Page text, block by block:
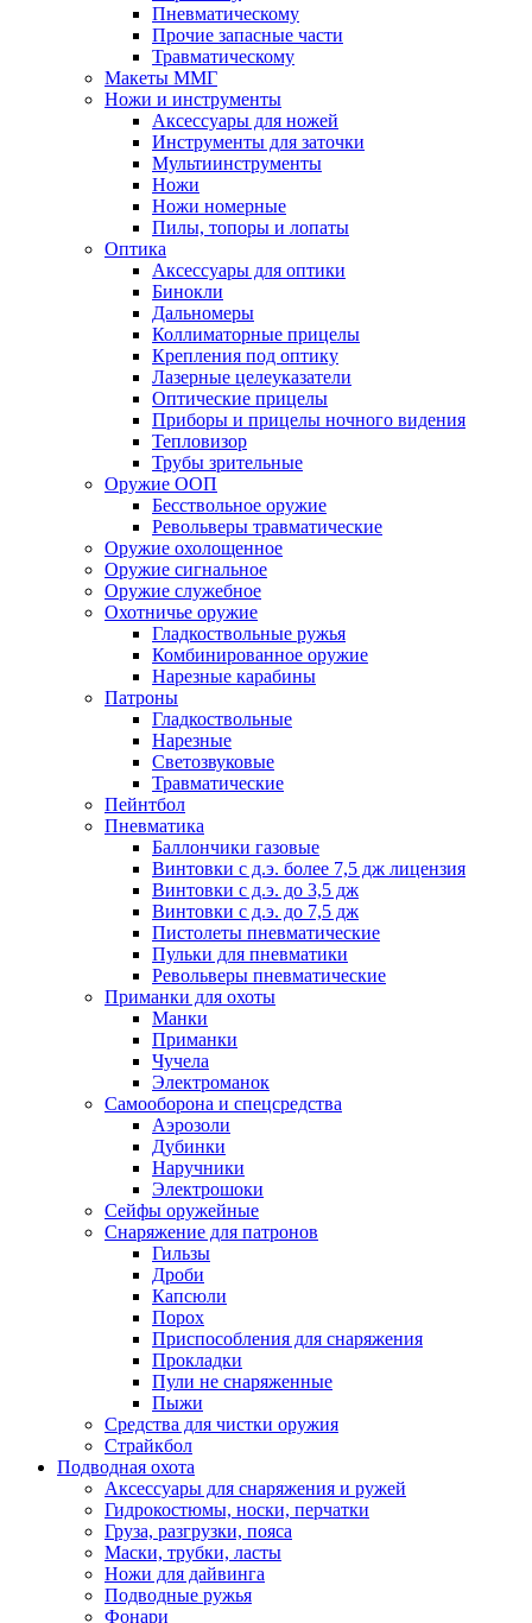
Пневматическому
Прочие запасные части
Травматическому
Макеты ММГ
Ножи и инструменты
Аксессуары для ножей
Инструменты для заточки
Мультиинструменты
Ножи
Ножи номерные
Пилы, топоры и лопаты
Оптика
Аксессуары для оптики
Бинокли
Дальномеры
Коллиматорные прицелы
Крепления под оптику
Лазерные целеуказатели
Оптические прицелы
Приборы и прицелы ночного видения
Тепловизор
Трубы зрительные
Оружие ООП
Бесствольное оружие
Револьверы травматические
Оружие охолощенное
Оружие сигнальное
Оружие служебное
Охотничье оружие
Гладкоствольные ружья
Комбинированное оружие
Нарезные карабины
Патроны
Гладкоствольные
Нарезные
Светозвуковые
Травматические
Пейнтбол
Пневматика
Баллончики газовые
Винтовки с д.э. более 7,5 дж лицензия
Винтовки с д.э. до 3,5 дж
Винтовки с д.э. до 7,5 дж
Пистолеты пневматические
Пульки для пневматики
Револьверы пневматические
Приманки для охоты
Манки
Приманки
Чучела
Электроманок
Самооборона и спецсредства
Аэрозоли
Дубинки
Наручники
Электрошоки
Сейфы оружейные
Снаряжение для патронов
Гильзы
Дроби
Капсюли
Порох
Приспособления для снаряжения
Прокладки
Пули не снаряженные
Пыжи
Средства для чистки оружия
Страйкбол
Подводная охота
Аксессуары для снаряжения и ружей
Гидрокостюмы, носки, перчатки
Груза, разгрузки, пояса
Маски, трубки, ласты
Ножи для дайвинга
Подводные ружья
Фонари